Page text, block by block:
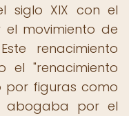
siglo XIX con el
el movimiento de
renacimiento
el "renacimiento
por figuras como
abogaba por el